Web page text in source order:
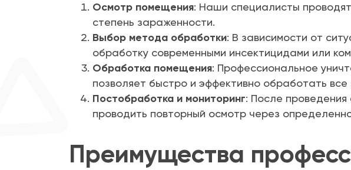
Осмотр помещения: Наши специалисты
степень зараженности.
Выбор метода обработки: В зависимости от
обработку современными инсектицидами или
Обработка помещения: Профессиональное
позволяет быстро и эффективно обработать
Постобработка и мониторинг: После
проводить повторный осмотр через
Преимущества